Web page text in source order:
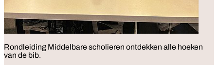
Rondleiding Middelbare scholieren ontdekken alle hoeken
van de bib.